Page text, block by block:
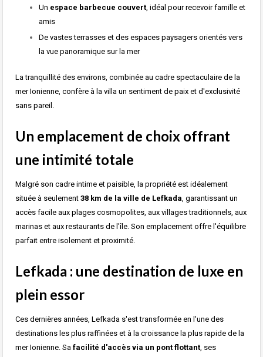
Un espace barbecue couvert, idéal pour recevoir famille et
amis
De vastes terrasses et des espaces paysagers orientés vers
la vue panoramique sur la mer
La tranquillité des environs, combinée au cadre spectaculaire de la
mer Ionienne, confère à la villa un sentiment de paix et d'exclusivité
sans pareil.
Un emplacement de choix offrant
une intimité totale
Malgré son cadre intime et paisible, la propriété est idéalement
située à seulement 38 km de la ville de Lefkada, garantissant un
accès facile aux plages cosmopolites, aux villages traditionnels, aux
marinas et aux restaurants de l'île. Son emplacement offre l'équilibre
parfait entre isolement et proximité.
Lefkada : une destination de luxe en
plein essor
Ces dernières années, Lefkada s'est transformée en l'une des
destinations les plus raffinées et à la croissance la plus rapide de la
mer Ionienne. Sa facilité d'accès via un pont flottant, ses